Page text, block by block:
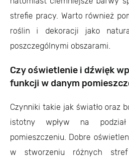
strefie pracy. Warto również
roślin i dekoracji jako
poszczególnymi obszarami.
Czy oświetlenie i dźwięk
funkcji w danym
Czynniki takie jak światło oraz
istotny wpływ na
pomieszczeniu. Dobre
w stworzeniu różnych